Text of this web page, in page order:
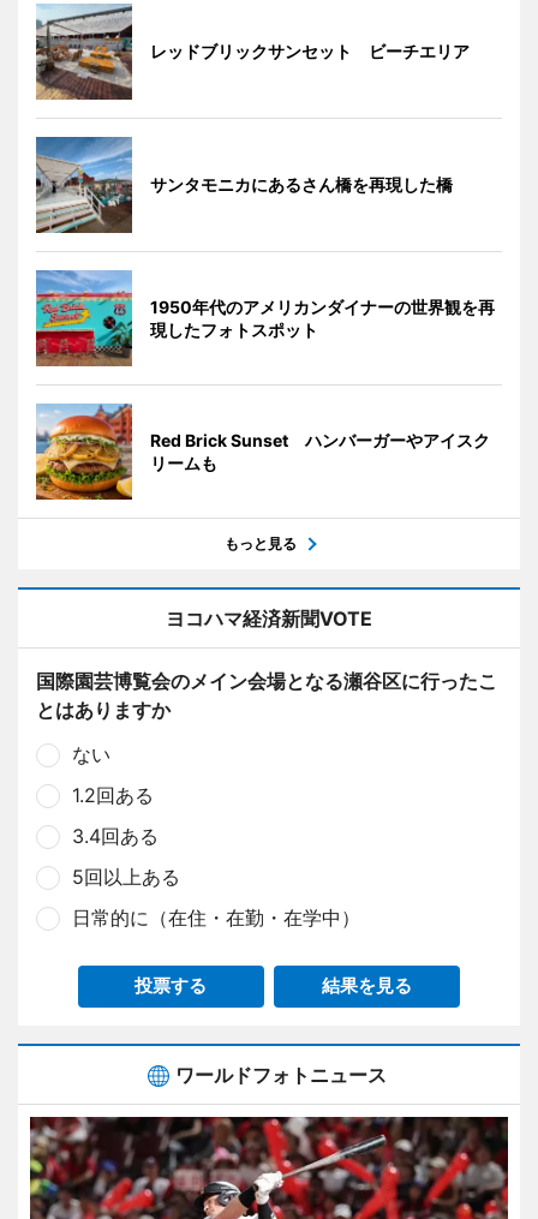
レッドブリックサンセット ビーチエリア
サンタモニカにあるさん橋を再現した橋
1950年代のアメリカンダイナーの世界観を再
現したフォトスポット
Red Brick Sunset ハンバーガーやアイスク
リームも
もっと見る
ヨコハマ経済新聞VOTE
国際園芸博覧会のメイン会場となる瀬谷区に行ったこ
とはありますか
ない
1.2回ある
3.4回ある
5回以上ある
日常的に（在住・在勤・在学中）
投票する 結果を見る
ワールドフォトニュース